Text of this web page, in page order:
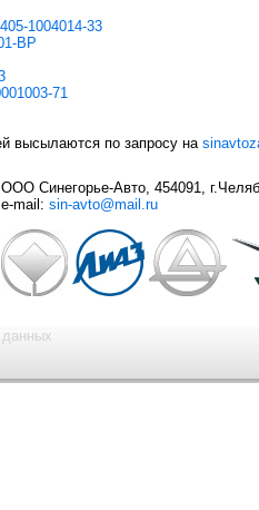
1004014-33
ВР
71
высылаются по запросу на
ООО Синегорье-Авто, 454091,
e-mail: sin-avto@mail.ru
данных